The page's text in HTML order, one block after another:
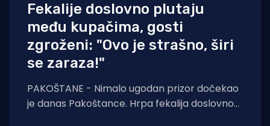
Fekalije doslovno plutaju
među kupačima, gosti
zgroženi: "Ovo je strašno, širi
se zaraza!"
PAKOŠTANE - Nimalo ugodan prizor dočekao
je danas Pakoštance. Hrpa fekalija doslovno